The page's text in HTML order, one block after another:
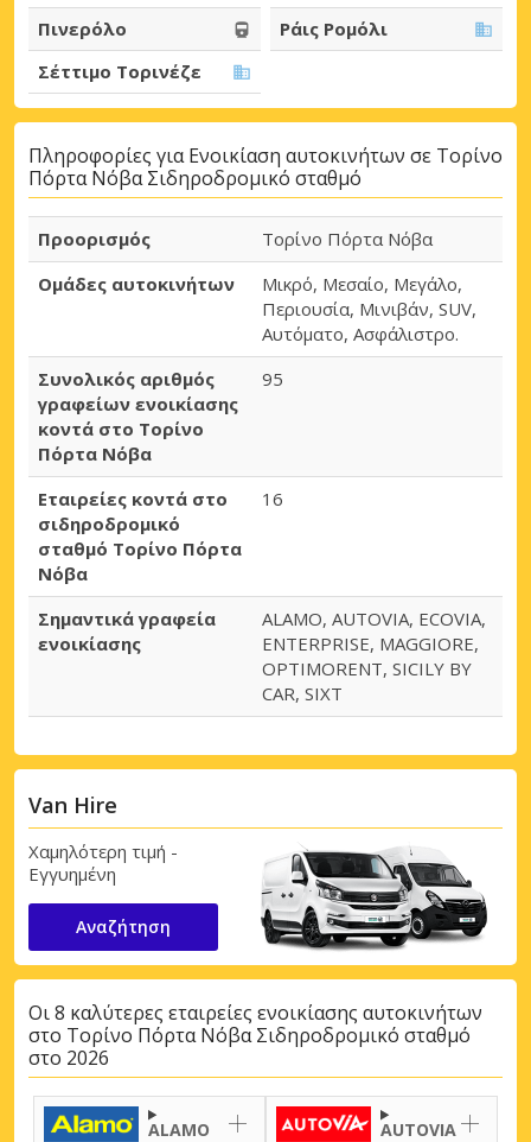
Πινερόλο
Ράις Ρομόλι
Σέττιμο Τορινέζε
Πληροφορίες για Ενοικίαση αυτοκινήτων σε Τορίνο
Πόρτα Νόβα Σιδηροδρομικό σταθμό
Προορισμός
Τορίνο Πόρτα Νόβα
Ομάδες αυτοκινήτων
Μικρό, Μεσαίο, Μεγάλο,
Περιουσία, Μινιβάν, SUV,
Αυτόματο, Ασφάλιστρο.
Συνολικός αριθμός
γραφείων ενοικίασης
κοντά στο Τορίνο
Πόρτα Νόβα
95
Εταιρείες κοντά στο
σιδηροδρομικό
σταθμό Τορίνο Πόρτα
Νόβα
16
Σημαντικά γραφεία
ενοικίασης
ALAMO, AUTOVIA, ECOVIA,
ENTERPRISE, MAGGIORE,
OPTIMORENT, SICILY BY
CAR, SIXT
Van Hire
Χαμηλότερη τιμή -
Εγγυημένη
Αναζήτηση
Οι 8 καλύτερες εταιρείες ενοικίασης αυτοκινήτων
στο Τορίνο Πόρτα Νόβα Σιδηροδρομικό σταθμό
στο 2026
ALAMO AUTOVIA